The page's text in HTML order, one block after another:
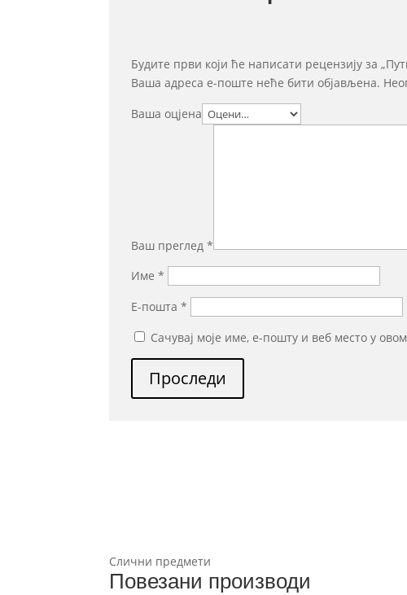
Будите први који ће написати рецензију за
Ваша адреса е-поште неће бити објављена.
Ваша оцјена
Ваш преглед*
Име*
Е-пошта*
Сачувај моје име, е-пошту и веб место у
Проследи
Слични предмети
Повезани производи